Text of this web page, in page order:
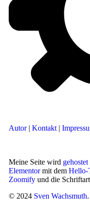
Autor| Kontakt |
Meine Seite wird
Elementormit dem Hello-
Zoomify und die Schriftart
© 2024 Sven Wachsmuth